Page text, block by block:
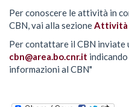
Per conoscere le attività in
CBN, vai alla sezioneAttività
Per contattare il CBN inviate
cbn@area.bo.cnr.it
informazioni al CBN"